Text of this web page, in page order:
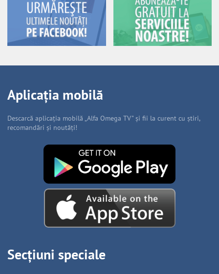
Aplicația mobilă
Descarcă aplicația mobilă „Alfa Omega TV” și fii la curent cu știri,
recomandări și noutăți!
Secțiuni speciale